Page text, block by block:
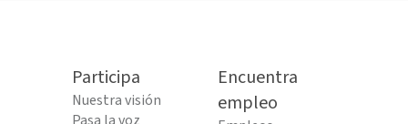
Participa
Nuestra visión
Encuentra
empleo